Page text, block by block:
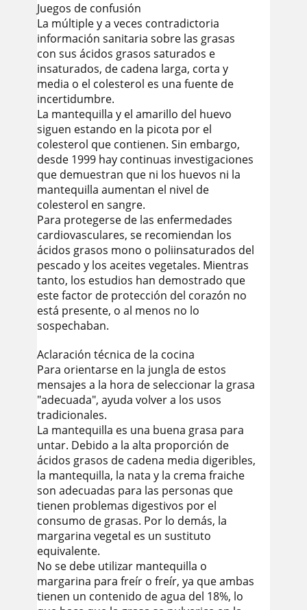
Juegos de confusión
La múltiple y a veces contradictoria
información sanitaria sobre las grasas
con sus ácidos grasos saturados e
insaturados, de cadena larga, corta y
media o el colesterol es una fuente de
incertidumbre.
La mantequilla y el amarillo del huevo
siguen estando en la picota por el
colesterol que contienen. Sin embargo,
desde 1999 hay continuas investigaciones
que demuestran que ni los huevos ni la
mantequilla aumentan el nivel de
colesterol en sangre.
Para protegerse de las enfermedades
cardiovasculares, se recomiendan los
ácidos grasos mono o poliinsaturados del
pescado y los aceites vegetales. Mientras
tanto, los estudios han demostrado que
este factor de protección del corazón no
está presente, o al menos no lo
sospechaban.
Aclaración técnica de la cocina
Para orientarse en la jungla de estos
mensajes a la hora de seleccionar la grasa
"adecuada", ayuda volver a los usos
tradicionales.
La mantequilla es una buena grasa para
untar. Debido a la alta proporción de
ácidos grasos de cadena media digeribles,
la mantequilla, la nata y la crema fraiche
son adecuadas para las personas que
tienen problemas digestivos por el
consumo de grasas. Por lo demás, la
margarina vegetal es un sustituto
equivalente.
No se debe utilizar mantequilla o
margarina para freír o freír, ya que ambas
tienen un contenido de agua del 18%, lo